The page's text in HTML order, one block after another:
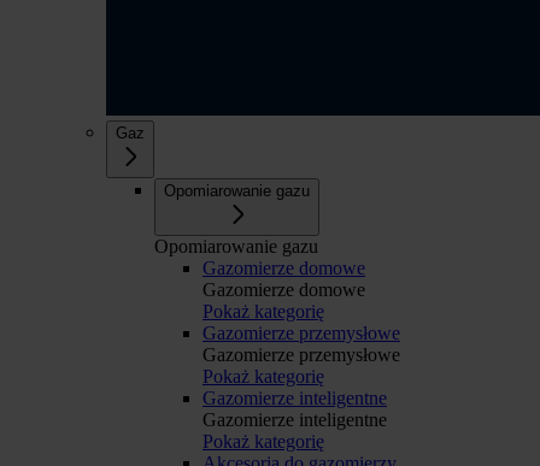
Gaz
Opomiarowanie gazu
Opomiarowanie gazu
Gazomierze domowe
Gazomierze domowe
Pokaż kategorię
Gazomierze przemysłowe
Gazomierze przemysłowe
Pokaż kategorię
Gazomierze inteligentne
Gazomierze inteligentne
Pokaż kategorię